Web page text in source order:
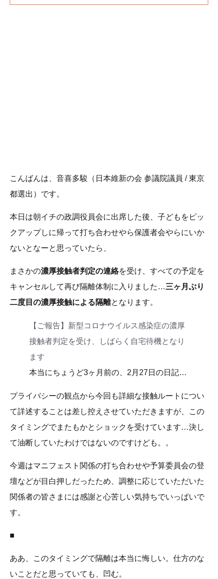
こんばんは、音喜多駿（日本維新の会 参議院議員 / 東京
都選出）です。
本日は朝イチの政調役員会に出席した後、子どもをピッ
クアップしに帰って打ち合わせやら保護者会やらにいか
ないとなーと思っていたら、
まさかの濃厚接触者判定の連絡を受け、すべての予定を
キャンセルして再び隔離体制に入りました…三ヶ月ぶり
二度目の濃厚接触による隔離となります。
【ご報告】新型コロナウイルス感染症の濃厚
接触者判定を受け、しばらく自宅待機となり
ます
本当にちょうど3ヶ月前の、2月27日の日記…
プライバシーの観点から今回も詳細な接触ルートについ
て詳述することは差し控えさせていただきますが、この
タイミングでまたもかとショックを受けています…決し
て油断していたわけではないのですけども。。
今週はマニフェスト関係の打ち合わせや予算委員会の登
壇などが目白押しだったため、調整に応じていただいた
関係者の皆さまには感謝と心苦しい気持ちでいっぱいで
す。
■
ああ、このタイミングで隔離は本当に悔しい。仕方のな
いことだと思っていても、凹む。